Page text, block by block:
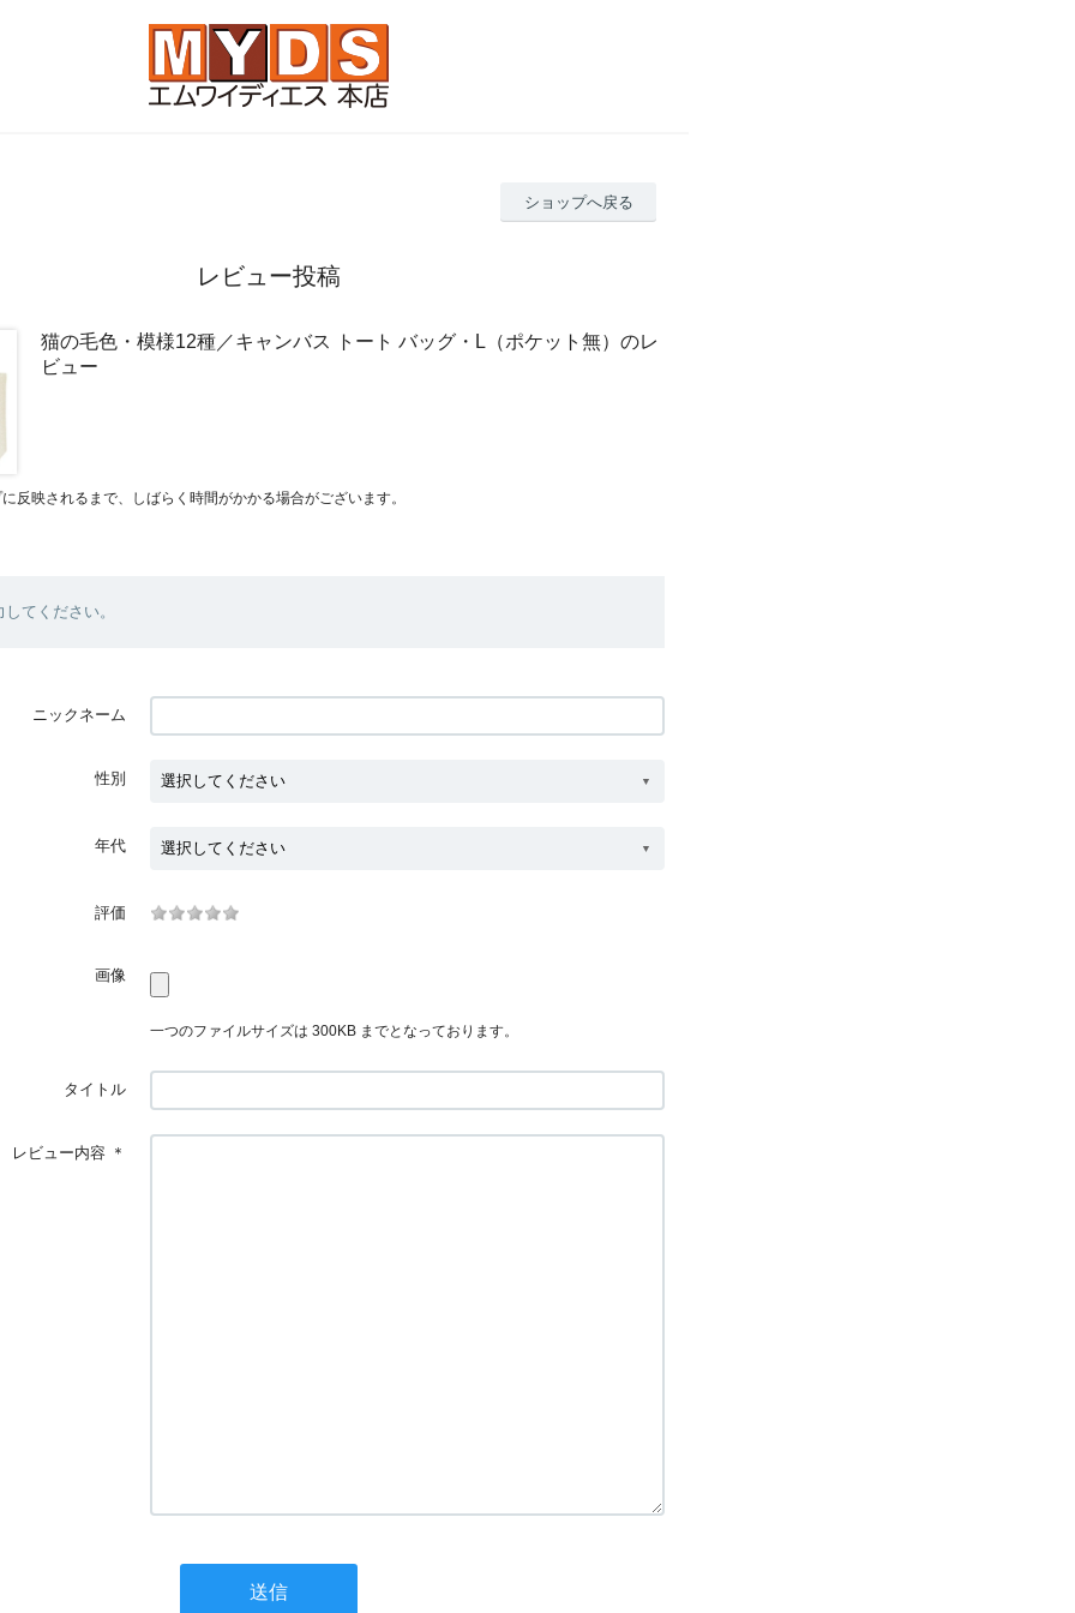
ショップへ戻る
レビュー投稿
猫の毛色・模様12種／キャンバス トート バッグ・L（ポケット無）のレ
ビュー
反映されるまで、しばらく時間がかかる場合がございます。
てください。
ニックネーム
性別
年代
評価
画像
一つのファイルサイズは 300KB までとなっております。
タイトル
レビュー内容 ＊